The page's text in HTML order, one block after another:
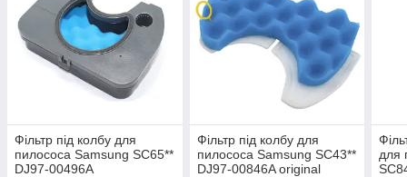
Фільтр під колбу для
пилососа Samsung SC65**
DJ97-00496A
Фільтр під колбу для
пилососа Samsung SC43**
DJ97-00846A original
для